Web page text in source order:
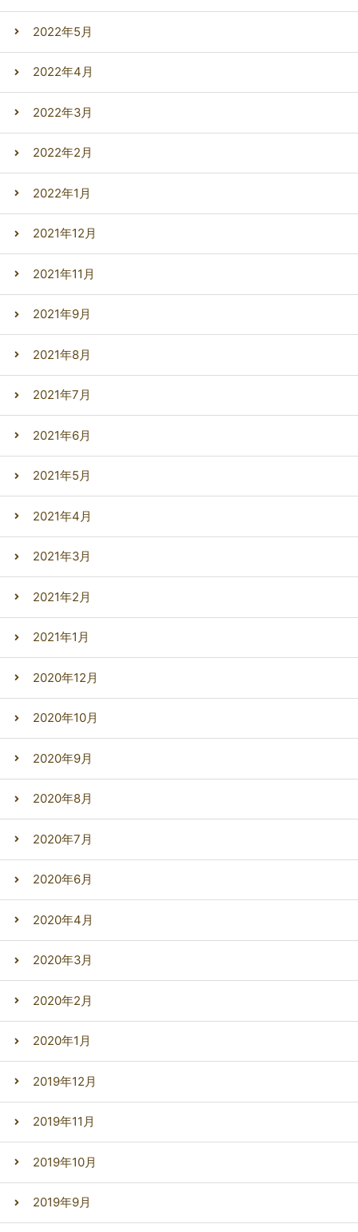
2022年5月
2022年4月
2022年3月
2022年2月
2022年1月
2021年12月
2021年11月
2021年9月
2021年8月
2021年7月
2021年6月
2021年5月
2021年4月
2021年3月
2021年2月
2021年1月
2020年12月
2020年10月
2020年9月
2020年8月
2020年7月
2020年6月
2020年4月
2020年3月
2020年2月
2020年1月
2019年12月
2019年11月
2019年10月
2019年9月